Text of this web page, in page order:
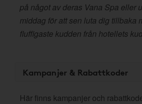
på något av deras Vana Spa eller
middag för att sen luta dig tillbaka
fluffigaste kudden från hotellets
Kampanjer & Rabattkoder
Här finns kampanjer och